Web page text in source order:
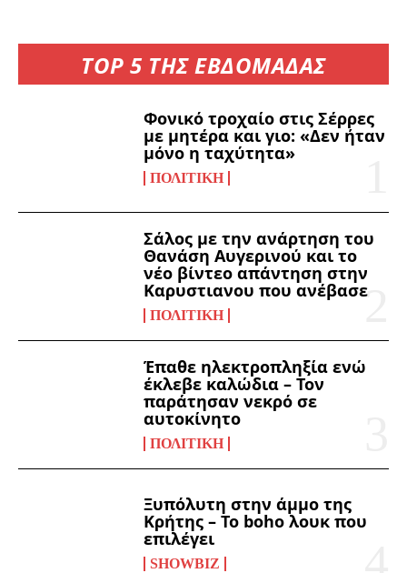
TOP 5 ΤΗΣ ΕΒΔΟΜΑΔΑΣ
Φονικό τροχαίο στις Σέρρες
με μητέρα και γιο: «Δεν ήταν
μόνο η ταχύτητα»
ΠΟΛΙΤΙΚΉ
Σάλος με την ανάρτηση του
Θανάση Αυγερινού και το
νέο βίντεο απάντηση στην
Καρυστιανου που ανέβασε
ΠΟΛΙΤΙΚΉ
Έπαθε ηλεκτροπληξία ενώ
έκλεβε καλώδια – Τον
παράτησαν νεκρό σε
αυτοκίνητο
ΠΟΛΙΤΙΚΉ
Ξυπόλυτη στην άμμο της
Κρήτης – Το boho λουκ που
επιλέγει
SHOWBIZ